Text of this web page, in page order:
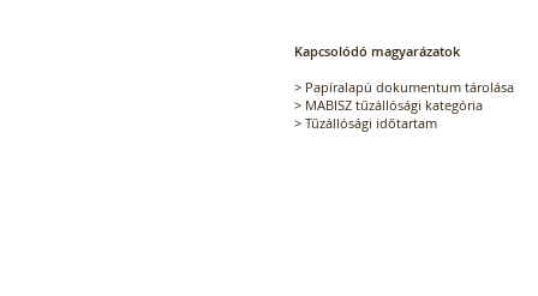
Kapcsolódó magyarázatok
> Papíralapú dokumentum tárolása
> MABISZ tűzállósági kategória
> Tűzállósági időtartam